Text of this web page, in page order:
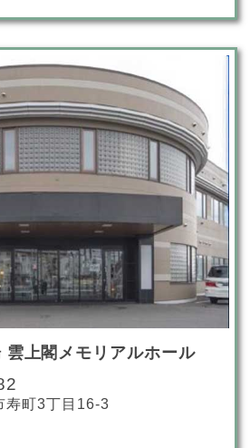
雲上閣メモリアルホール
寿町3丁目16-3